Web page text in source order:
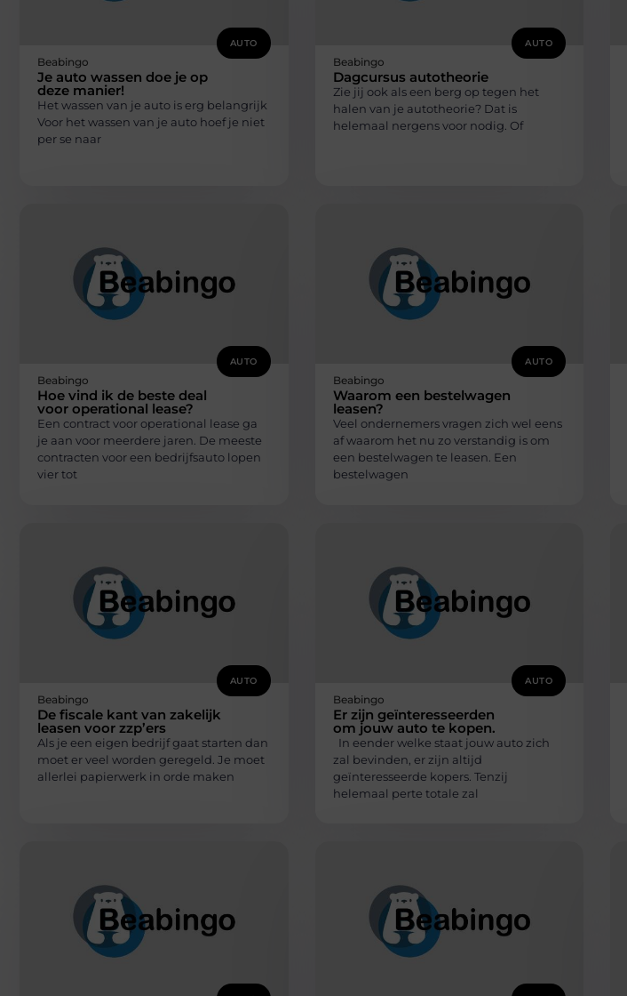
AUTO
Beabingo
Je auto wassen doe je op
deze manier!
Het wassen van je auto is erg belangrijk
Voor het wassen van je auto hoef je niet
per se naar
AUTO
Beabingo
Dagcursus autotheorie
Zie jij ook als een berg op tegen het
halen van je autotheorie? Dat is
helemaal nergens voor nodig. Of
AUTO
Beabingo
Hoe vind ik de beste deal
voor operational lease?
Een contract voor operational lease ga
je aan voor meerdere jaren. De meeste
contracten voor een bedrijfsauto lopen
vier tot
AUTO
Beabingo
Waarom een bestelwagen
leasen?
Veel ondernemers vragen zich wel eens
af waarom het nu zo verstandig is om
een bestelwagen te leasen. Een
bestelwagen
AUTO
Beabingo
De fiscale kant van zakelijk
leasen voor zzp’ers
Als je een eigen bedrijf gaat starten dan
moet er veel worden geregeld. Je moet
allerlei papierwerk in orde maken
AUTO
Beabingo
Er zijn geïnteresseerden
om jouw auto te kopen.
In eender welke staat jouw auto zich
zal bevinden, er zijn altijd
geïnteresseerde kopers. Tenzij
helemaal perte totale zal